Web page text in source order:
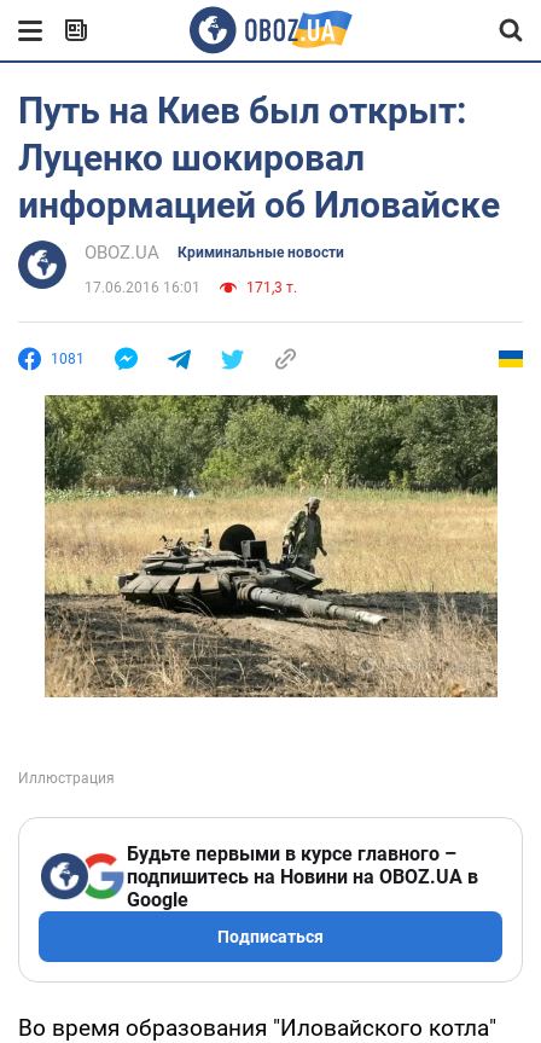
Путь на Киев был открыт:
Луценко шокировал
информацией об Иловайске
OBOZ.UA Криминальные новости
17.06.2016 16:01 171,3 т.
1081
Будьте первыми в курсе главного –
подпишитесь на Новини на OBOZ.UA в
Google
Подписаться
Во время образования "Иловайского котла"